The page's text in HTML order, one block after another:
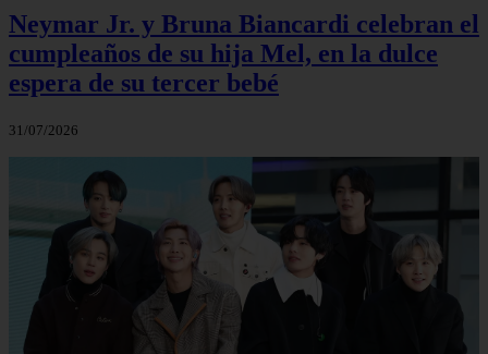
Neymar Jr. y Bruna Biancardi celebran el
cumpleaños de su hija Mel, en la dulce
espera de su tercer bebé
31/07/2026